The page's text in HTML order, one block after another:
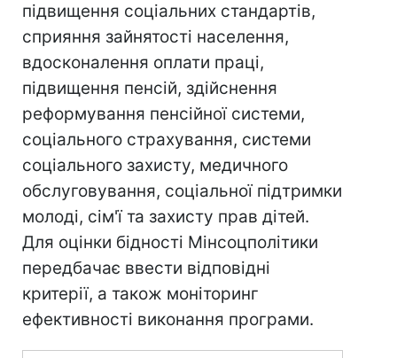
підвищення соціальних стандартів,
сприяння зайнятості населення,
вдосконалення оплати праці,
підвищення пенсій, здійснення
реформування пенсійної системи,
соціального страхування, системи
соціального захисту, медичного
обслуговування, соціальної підтримки
молоді, сім'ї та захисту прав дітей.
Для оцінки бідності Мінсоцполітики
передбачає ввести відповідні
критерії, а також моніторинг
ефективності виконання програми.